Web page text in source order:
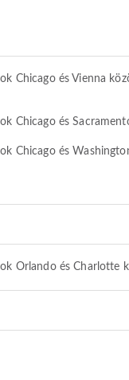
Chicago és Vienna
Chicago és
Chicago és
Orlando és Charlotte